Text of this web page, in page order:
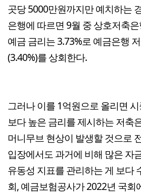
곳당 5000만원까지만 예치하는
은행에 따르면 9월 중 상호저축
예금 금리는 3.73%로 예금은행
(3.40%)를 상회한다.
그러나 이를 1억원으로 올리면
보다 높은 금리를 제시하는 저축
머니무브 현상이 발생할 것으로
입장에서도 과거에 비해 많은 자
유동성 지표를 관리하는 게 보다
회, 예금보험공사가 2022년 국회